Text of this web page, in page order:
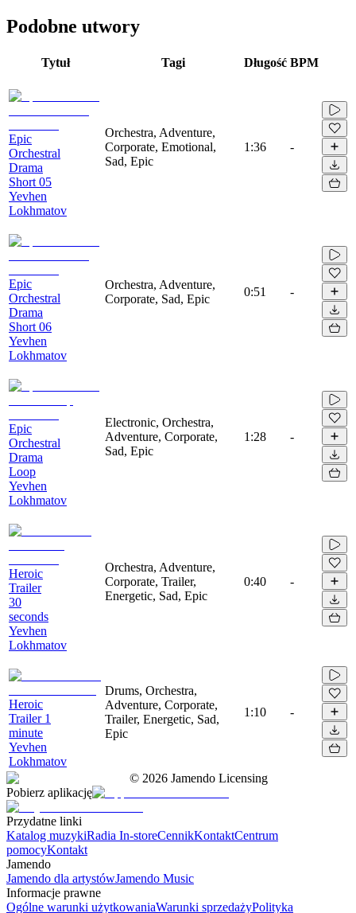
Podobne utwory
Tytuł Tagi Długość BPM
Epic
Orchestral
Drama
Short 05
Yevhen
Lokhmatov
Orchestra, Adventure,
Corporate, Emotional,
Sad, Epic
1:36 -
Epic
Orchestral
Drama
Short 06
Yevhen
Lokhmatov
Orchestra, Adventure,
Corporate, Sad, Epic
0:51 -
Epic
Orchestral
Drama
Loop
Yevhen
Lokhmatov
Electronic, Orchestra,
Adventure, Corporate,
Sad, Epic
1:28 -
Heroic
Trailer
30
seconds
Yevhen
Lokhmatov
Orchestra, Adventure,
Corporate, Trailer,
Energetic, Sad, Epic
0:40 -
Heroic
Trailer 1
minute
Yevhen
Lokhmatov
Drums, Orchestra,
Adventure, Corporate,
Trailer, Energetic, Sad,
Epic
1:10 -
© 2026 Jamendo Licensing
Pobierz aplikację
Przydatne linki
Katalog muzykiRadia In-storeCennikKontaktCentrum
pomocyKontakt
Jamendo
Jamendo dla artystówJamendo Music
Informacje prawne
Ogólne warunki użytkowaniaWarunki sprzedażyPolityka